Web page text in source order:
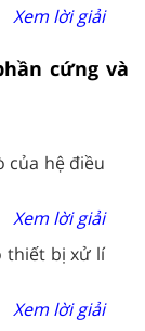
Xem lời giải
cứng và
của hệ điều
Xem lời giải
thiết bị xử lí
Xem lời giải